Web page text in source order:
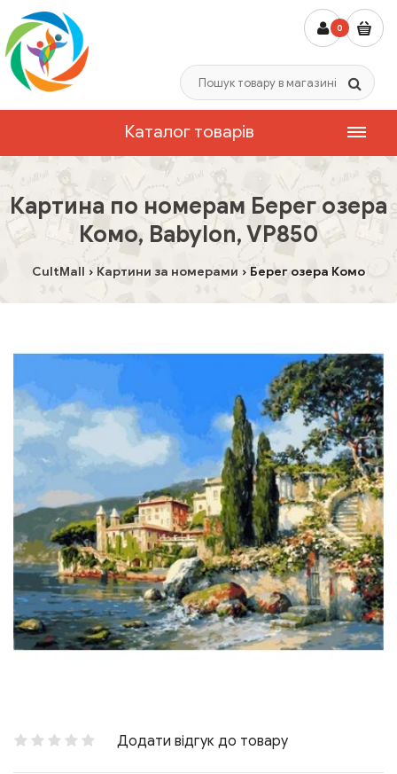
0
Каталог товарів
Картина по номерам Берег озера
Комо, Babylon, VP850
CultMall Картини за номерами Берег озера Комо
Додати відгук до товару